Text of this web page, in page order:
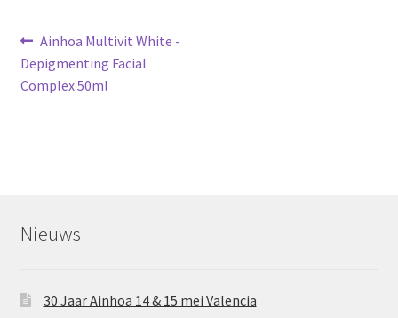
Bericht
navigatie
Vorig
bericht:
Ainhoa Multivit White -
Depigmenting Facial
Complex 50ml
Nieuws
30 Jaar Ainhoa 14 & 15 mei Valencia